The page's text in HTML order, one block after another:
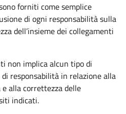
forniti come semplice
di ogni responsabilità sulla
dell’insieme dei collegamenti
non implica alcun tipo di
responsabilità in relazione alla
alla correttezza delle
indicati.